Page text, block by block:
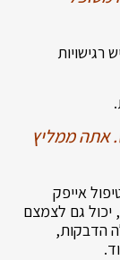
רגישויות
אתה ממליץ
אייפק
יכול גם לצמצם
הדבקות,